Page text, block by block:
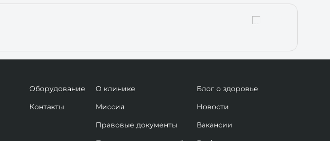
Оборудование
Контакты
О клинике
Миссия
Правовые документы
Блог о здоровье
Новости
Вакансии